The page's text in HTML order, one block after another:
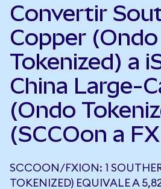
Convertir
Copper (Ondo
Tokenized) a
China Large-
(Ondo
(SCCOon a
SCCOON/FXION: 1
TOKENIZED) EQUIVALE A